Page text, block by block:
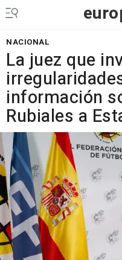
NACIONAL
La juez que
información
Rubiales a